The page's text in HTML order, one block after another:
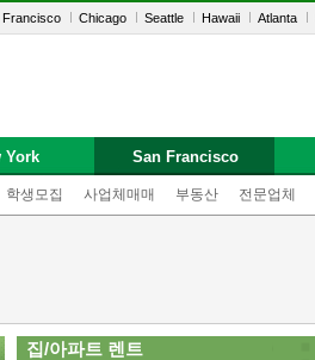
Francisco Chicago Seattle Hawaii Atlanta
York San Francisco
학생모집 사업체매매 부동산 전문업체
집/아파트 렌트